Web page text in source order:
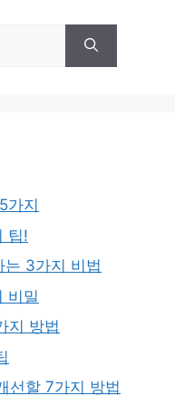
가지
팁!
는 3가지 비법
비밀
지 방법
선할 7가지 방법